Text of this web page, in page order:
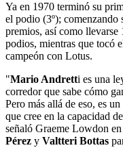
Ya en 1970 terminó su
el podio (3º); comenzando
premios, así como
podios, mientras que tocó
campeón con Lotus.
"Mario Andretti es una
corredor que sabe cómo
Pero más allá de eso, es
que cree en la capacidad
señaló Graeme Lowdon
Pérez y Valtteri Bottas